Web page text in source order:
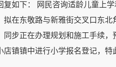
如下： 网民咨询适龄儿童上
在东敬路与新雅街交叉口东
步正在办理规划和施工手续
镇镇中进行小学报名登记，